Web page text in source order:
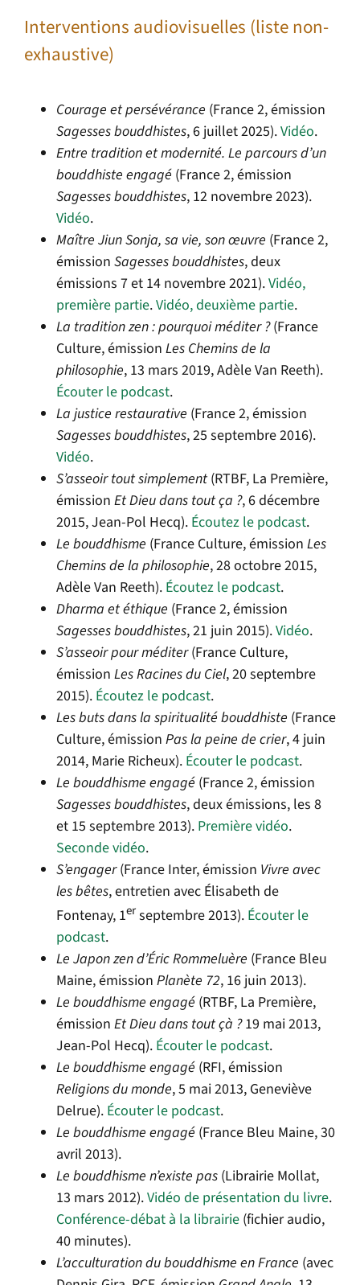
Interventions audiovisuelles (liste non-
exhaustive)
Courage et persévérance (France 2, émission
Sagesses bouddhistes, 6 juillet 2025).Vidéo.
Entre tradition et modernité. Le parcours d’un
bouddhiste engagé(France 2, émission
Sagesses bouddhistes, 12 novembre 2023).
Vidéo.
Maître Jiun Sonja, sa vie, son œuvre (France 2,
émission Sagesses bouddhistes, deux
émissions 7 et 14 novembre 2021).Vidéo,
première partie.Vidéo, deuxième partie.
La tradition zen : pourquoi méditer ?(France
Culture, émission Les Chemins de la
philosophie, 13 mars 2019, Adèle Van Reeth).
Écouter le podcast.
La justice restaurative (France 2, émission
Sagesses bouddhistes, 25 septembre 2016).
Vidéo.
S’asseoir tout simplement(RTBF, La Première,
émission Et Dieu dans tout ça ?, 6 décembre
2015, Jean-Pol Hecq). Écoutez le podcast.
Le bouddhisme (France Culture, émission Les
Chemins de la philosophie, 28 octobre 2015,
Adèle Van Reeth). Écoutez le podcast.
Dharma et éthique (France 2, émission
Sagesses bouddhistes, 21 juin 2015).Vidéo.
S’asseoir pour méditer(France Culture,
émission Les Racines du Ciel, 20 septembre
2015). Écoutez le podcast.
Les buts dans la spiritualité bouddhiste (France
Culture, émission Pas la peine de crier, 4 juin
2014, Marie Richeux). Écouter le podcast.
Le bouddhisme engagé(France 2, émission
Sagesses bouddhistes, deux émissions, les 8
et 15 septembre 2013). Première vidéo.
Seconde vidéo.
S’engager(France Inter, émission Vivre avec
les bêtes, entretien avec Élisabeth de
Fontenay, 1erseptembre 2013). Écouter le
podcast.
Le Japon zen d’Éric Rommeluère (France Bleu
Maine, émission Planète 72, 16 juin 2013).
Le bouddhisme engagé(RTBF, La Première,
émission Et Dieu dans tout çà ?19 mai 2013,
Jean-Pol Hecq). Écouter le podcast.
Le bouddhisme engagé(RFI, émission
Religions du monde, 5 mai 2013, Geneviève
Delrue). Écouter le podcast.
Le bouddhisme engagé(France Bleu Maine, 30
avril 2013).
Le bouddhisme n’existe pas(Librairie Mollat,
13 mars 2012).Vidéo de présentation du livre.
Conférence-débat à la librairie(fichier audio,
40 minutes).
L’acculturation du bouddhisme en France (avec